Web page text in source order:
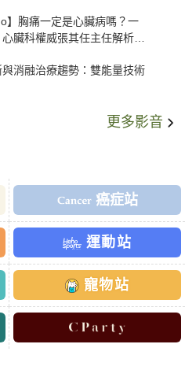
】胸痛一定是心臟病嗎？一
臟科權威張其任主任解析支
消融治療趨勢：雙能量技術
更多影音
癌症站
運動站
寵物站